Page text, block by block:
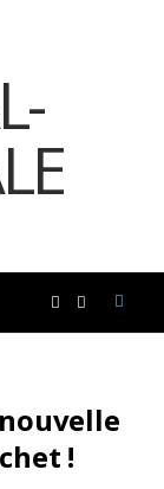
c
!